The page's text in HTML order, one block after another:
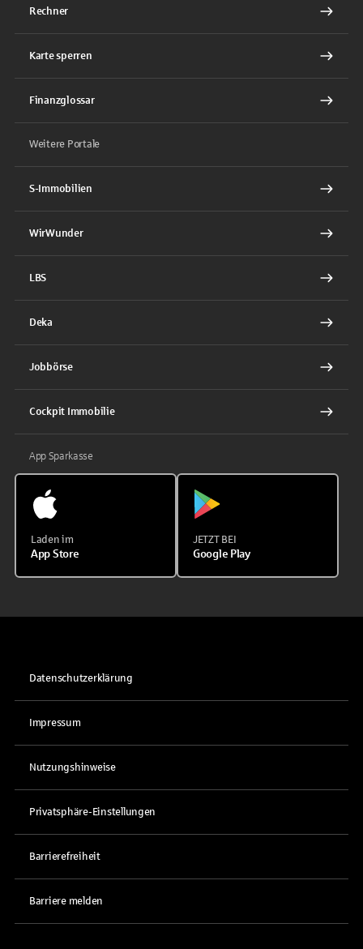
Rechner
Karte sperren
Finanzglossar
Weitere Portale
S-Immobilien
WirWunder
LBS
Deka
Jobbörse
Cockpit Immobilie
App Sparkasse
Laden im
App Store
JETZT BEI
Google Play
Datenschutzerklärung
Impressum
Nutzungshinweise
Privatsphäre-Einstellungen
Barrierefreiheit
Barriere melden